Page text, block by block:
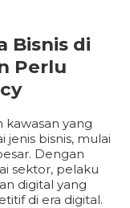
Bisnis di
Perlu
kawasan yang
bisnis, mulai
Dengan
sektor, pelaku
digital yang
di era digital.